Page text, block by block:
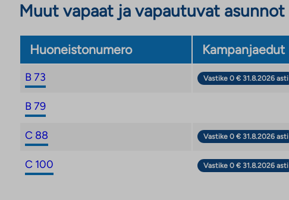
Muut vapaat ja vapautuvat asunnot
Huoneistonumero Kampanjaedut
B 73 Vastike 0 € 31.8.2026 asti
B 79
C 88 Vastike 0 € 31.8.2026 asti
C 100 Vastike 0 € 31.8.2026 asti